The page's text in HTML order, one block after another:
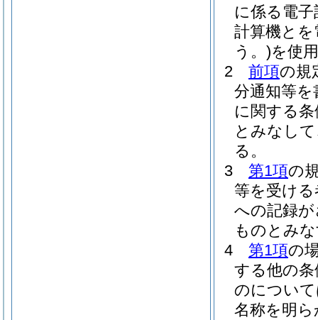
に係る電
計算機と
う。)を使
2
前項の規
分通知等
に関する
とみなし
る。
3
第1項の
等を受け
への記録
ものとみ
4
第1項の
する他の
のについ
名称を明